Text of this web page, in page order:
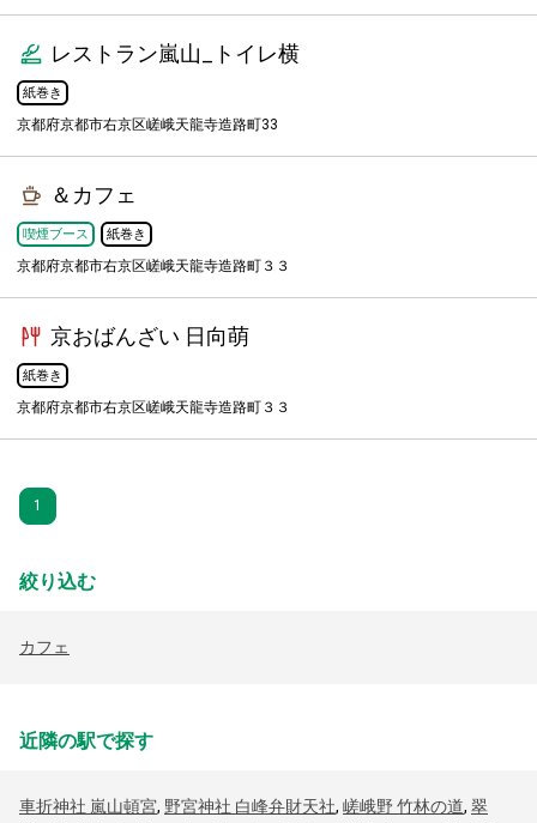
レストラン嵐山_トイレ横
紙巻き
京都府京都市右京区嵯峨天龍寺造路町33
＆カフェ
喫煙ブース 紙巻き
京都府京都市右京区嵯峨天龍寺造路町３３
京おばんざい 日向萌
紙巻き
京都府京都市右京区嵯峨天龍寺造路町３３
1
絞り込む
カフェ
近隣の駅で探す
車折神社 嵐山頓宮, 野宮神社 白峰弁財天社, 嵯峨野 竹林の道, 翠